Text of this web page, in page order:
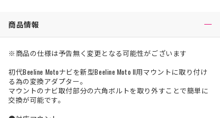
商品情報
※商品の仕様は予告無く変更となる可能性がございます
初代Beeline Motoナビを新型Beeline Moto II用マウントに取り付け
る為の変換アダプター。
マウントのナビ取付部分の六角ボルトを取り外すことで簡単に
交換が可能です。